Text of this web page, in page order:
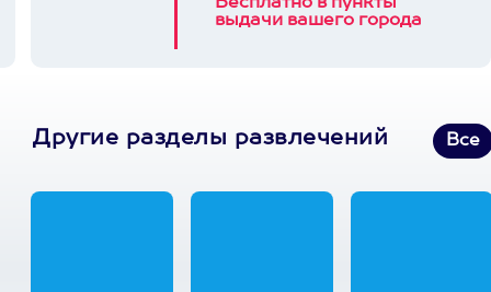
выдачи вашего города
Другие разделы развлечений Все